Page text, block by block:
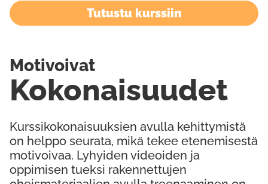
Tutustu kurssiin
Kurssikokonaisuuksien avulla kehittymistä
on helppo seurata, mikä tekee etenemisestä
motivoivaa. Lyhyiden videoiden ja
oppimisen tueksi rakennettujen
Kokonaisuudet
Motivoivat